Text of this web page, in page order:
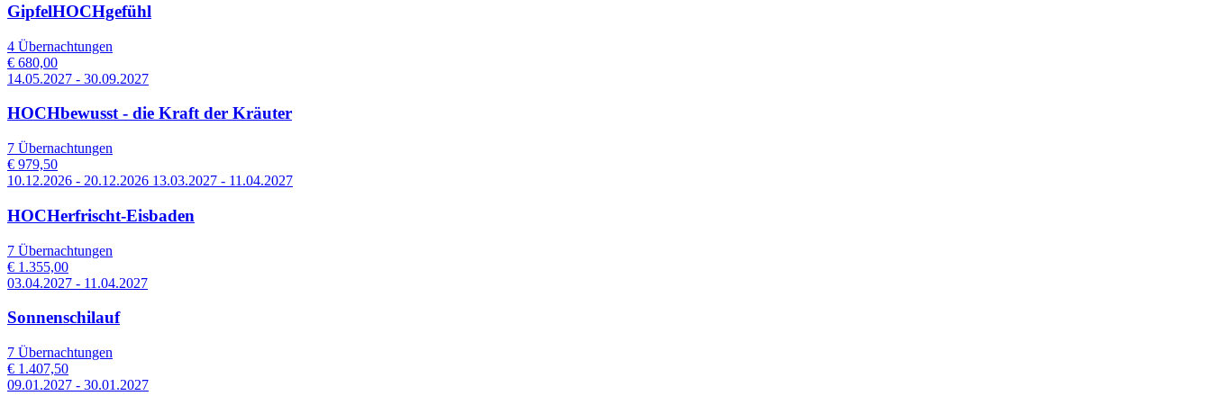
GipfelHOCHgefühl
4 Übernachtungen
€ 680,00
14.05.2027 - 30.09.2027
HOCHbewusst - die Kraft der Kräuter
7 Übernachtungen
€ 979,50
10.12.2026 - 20.12.2026 13.03.2027 - 11.04.2027
HOCHerfrischt-Eisbaden
7 Übernachtungen
€ 1.355,00
03.04.2027 - 11.04.2027
Sonnenschilauf
7 Übernachtungen
€ 1.407,50
09.01.2027 - 30.01.2027